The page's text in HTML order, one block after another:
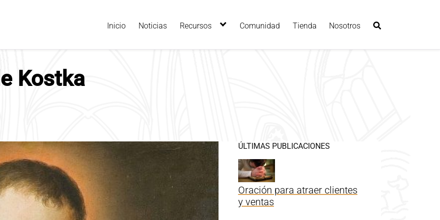
Inicio Noticias Recursos Comunidad Tienda Nosotros
Kostka
ÚLTIMAS PUBLICACIONES
Oración para atraer clientes
y ventas